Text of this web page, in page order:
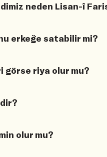
neden Lisan-î
erkeğe satabilir mi?
görse riya olur mu?
olur mu?